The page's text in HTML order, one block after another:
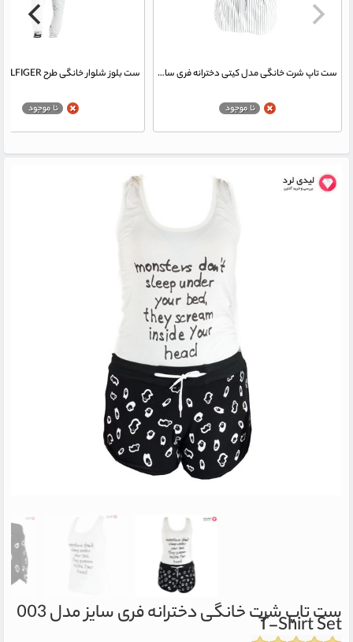
ست تاپ شرت خانگی مدل کیتی دخترانه فری سایز کد 005
ست تاپ شرت خانگی دخترانه فری سایز مدل 003
T-Shirt Set